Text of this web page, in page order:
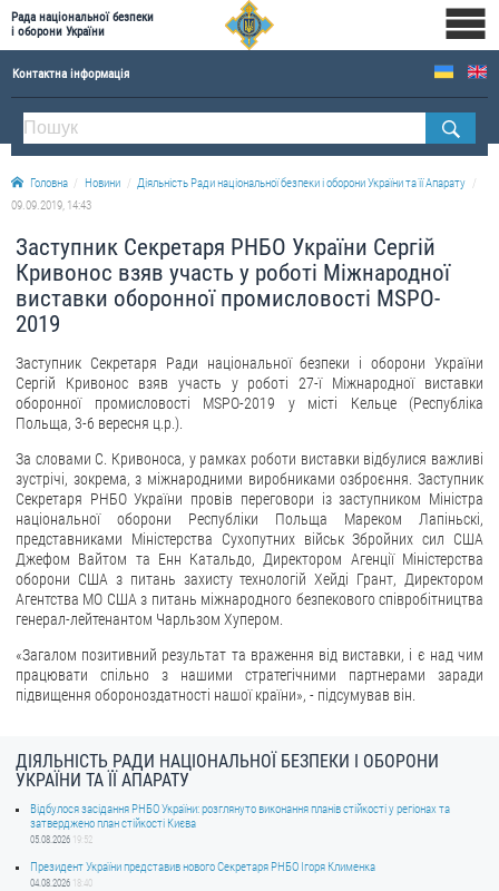
Рада національної безпеки
і оборони України
Контактна інформація
ПРО РНБОУ
Склад Ради національної безпеки і оборони України
Апарат Ради національної безпеки і оборони України
Історична довідка про діяльність Ради національної безпеки і оборони України
ОФІЦІЙНІ ДОКУМЕНТИ
Drone Deals
Фотогалерея
Відеогалерея
ЗВЕРНЕННЯ ГРОМАДЯН
Звернення громадян
Електронне звернення
ДОСТУП ДО ПУБЛІЧНОЇ ІНФОРМАЦІЇ
Організація доступу до публічної інформації
Облік публічної інформації
Питання запобігання корупції
Публічні закупівлі
Внутрішній аудит
Головна Новини
Діяльність Ради національної безпеки і оборони України та її Апарату
09.09.2019, 14:43
Заступник Секретаря РНБО України Сергій
Кривонос взяв участь у роботі Міжнародної
виставки оборонної промисловості MSPO-
2019
Заступник Секретаря Ради національної безпеки і оборони України
Сергій Кривонос взяв участь у роботі 27-ї Міжнародної виставки
оборонної промисловості MSPO-2019 у місті Кельце (Республіка
Польща, 3-6 вересня ц.р.).
За словами С. Кривоноса, у рамках роботи виставки відбулися важливі
зустрічі, зокрема, з міжнародними виробниками озброєння. Заступник
Секретаря РНБО України провів переговори із заступником Міністра
національної оборони Республіки Польща Мареком Лапіньскі,
представниками Міністерства Сухопутних військ Збройних сил США
Джефом Вайтом та Енн Катальдо, Директором Агенції Міністерства
оборони США з питань захисту технологій Хейді Грант, Директором
Агентства МО США з питань міжнародного безпекового співробітництва
генерал-лейтенантом Чарльзом Хупером.
«Загалом позитивний результат та враження від виставки, і є над чим
працювати спільно з нашими стратегічними партнерами заради
підвищення обороноздатності нашої країни», - підсумував він.
ДІЯЛЬНІСТЬ РАДИ НАЦІОНАЛЬНОЇ БЕЗПЕКИ І ОБОРОНИ
УКРАЇНИ ТА ЇЇ АПАРАТУ
Відбулося засідання РНБО України: розглянуто виконання планів стійкості у регіонах та
затверджено план стійкості Києва
05.08.2026 19:52
Президент України представив нового Секретаря РНБО Ігоря Клименка
04.08.2026 18:40